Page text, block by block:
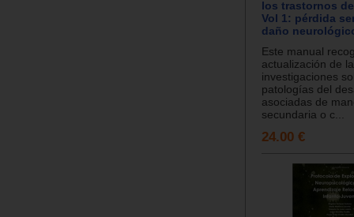
los trastornos
Vol 1: pérdida
daño
Este manual
actualización de
investigaciones
patologías del
asociadas de
secundaria o c...
24.00 €